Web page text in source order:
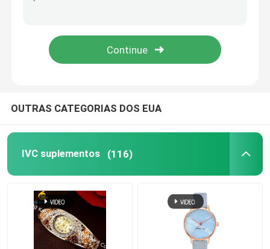
Suplementos ao multivitamínico
Suplementos ao apoio da energia
OUTRAS CATEGORIAS DOS EUA
IVC suplementos (116)